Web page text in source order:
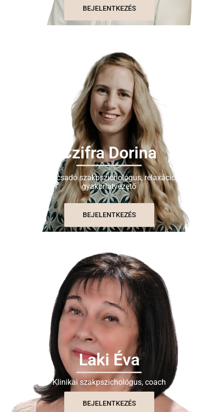
BEJELENTKEZÉS
Czifra Dorina
Tanácsadó szakpszichológus, relaxációs
gyakorlatvezető
BEJELENTKEZÉS
Laki Éva
Klinikai szakpszichológus, coach
BEJELENTKEZÉS